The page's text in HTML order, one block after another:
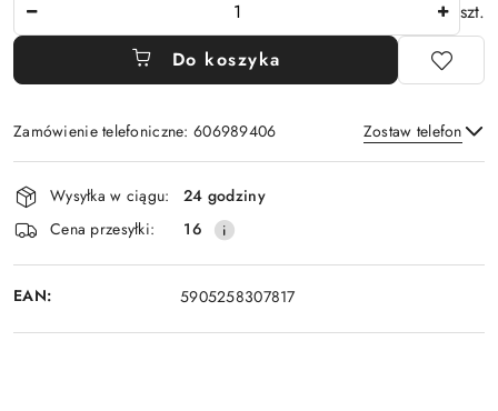
szt.
Do koszyka
Zamówienie telefoniczne: 606989406 Zostaw telefon
Wyślij
Dostępność
i
dostawa
Wysyłka w ciągu:
24 godziny
Cena przesyłki:
16
EAN: 5905258307817